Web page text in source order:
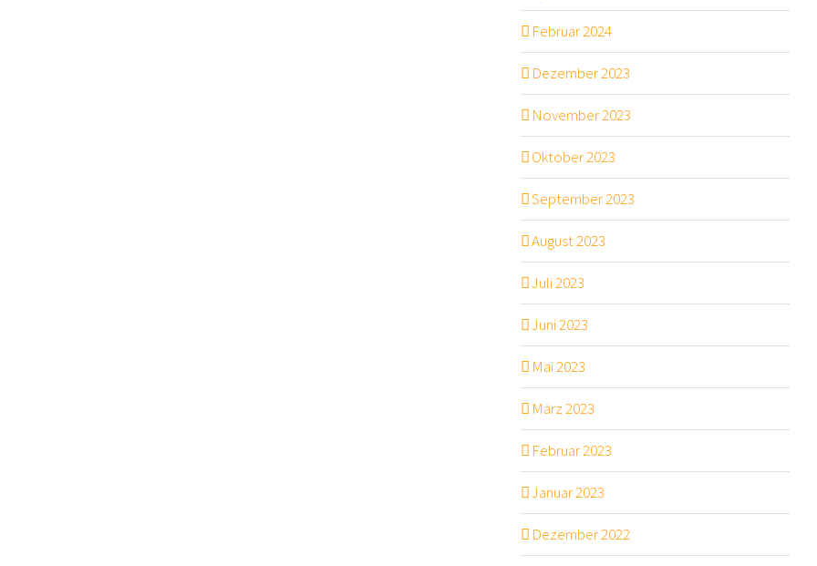
Februar 2024
Dezember 2023
November 2023
Oktober 2023
September 2023
August 2023
Juli 2023
Juni 2023
Mai 2023
März 2023
Februar 2023
Januar 2023
Dezember 2022